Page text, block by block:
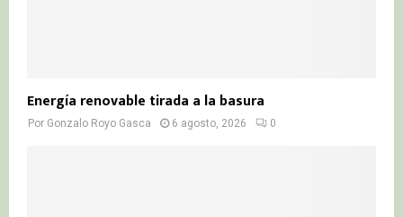
Energía renovable tirada a la basura
Por Gonzalo Royo Gasca 6 agosto, 2026 0